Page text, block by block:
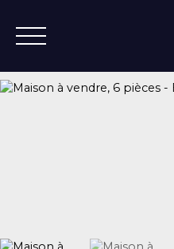
+33 4 75 37 21